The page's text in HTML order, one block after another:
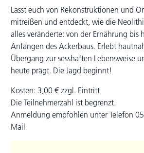
Lasst euch von Rekonstruktionen und
mitreißen und entdeckt, wie die
alles veränderte: von der Ernährung bis
Anfängen des Ackerbaus. Erlebt
Übergang zur sesshaften Lebensweise
heute prägt. Die Jagd beginnt!
Kosten: 3,00 € zzgl. Eintritt
Die Teilnehmerzahl ist begrenzt.
Anmeldung empfohlen unter Telefon
Mail